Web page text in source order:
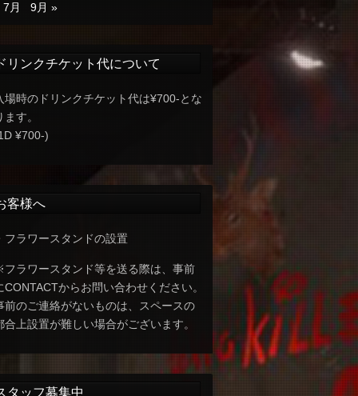
7月
9月 »
リンクチケット代について
場時のドリンクチケット代は¥700-とな
ます。
¥700-)
客様へ
フラワースタンドの設置
ラワースタンド等を送る際は、事前
CONTACTからお問い合わせください。
前のご連絡がないものは、スペースの
合上設置が難しい場合がございます。
タッフ募集中